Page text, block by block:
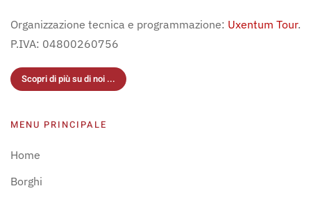
Organizzazione tecnica e programmazione: Uxentum Tour.
P.IVA: 04800260756
Scopri di più su di noi ...
MENU PRINCIPALE
Home
Borghi